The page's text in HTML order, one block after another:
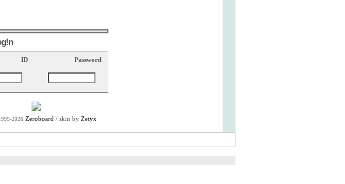
ID Password
2026 Zeroboard / skin by Zetyx